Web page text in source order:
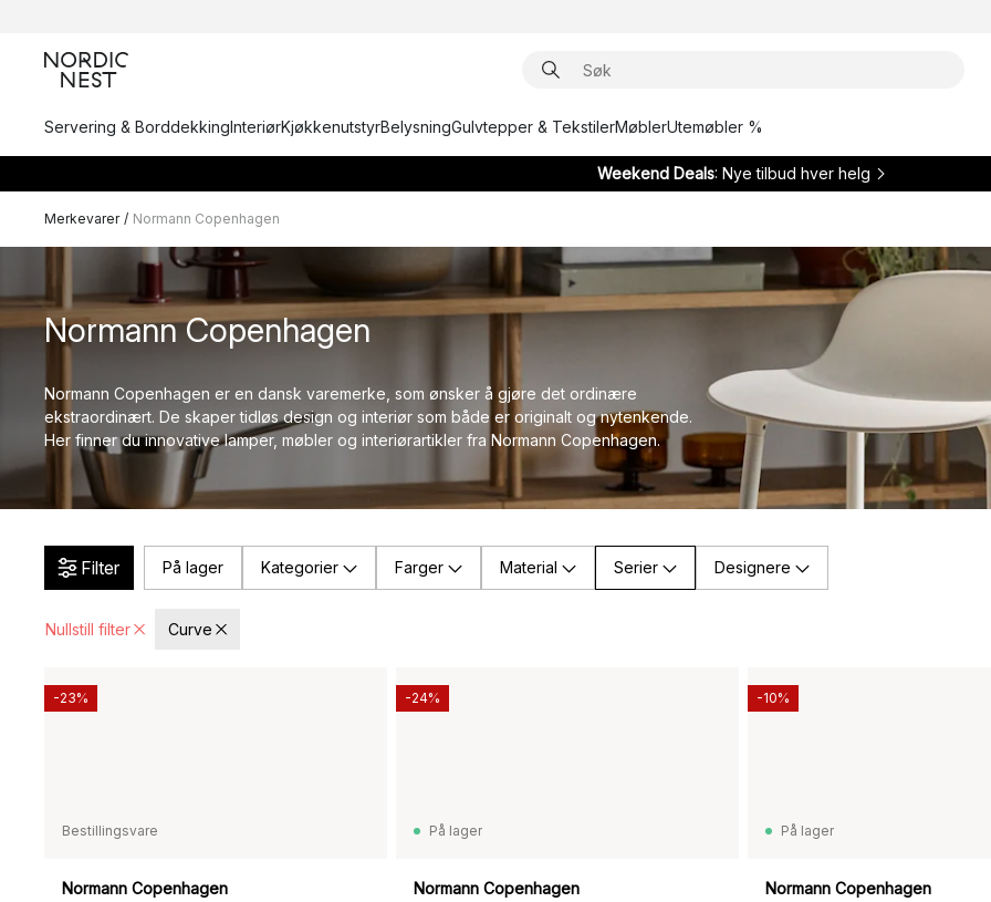
Servering & BorddekkingInteriørKjøkkenutstyrBelysningGulvtepper & TekstilerMøblerUtemøbler %
Weekend Deals: Nye tilbud hver helg
Merkevarer / Normann Copenhagen
Normann Copenhagen
Normann Copenhagen er en dansk varemerke, som ønsker å gjøre det ordinære
ekstraordinært. De skaper tidløs design og interiør som både er originalt og nytenkende.
Her finner du innovative lamper, møbler og interiørartikler fra Normann Copenhagen.
Filter På lager Kategorier Farger Material Serier Designere
Nullstill filter Curve
Bestillingsvare
Normann Copenhagen
-23%
På lager
Normann Copenhagen
-24%
På lager
Normann Copenhagen
-10%